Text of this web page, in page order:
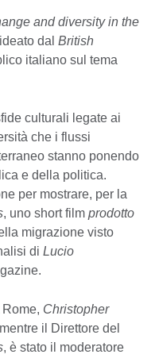
and diversity in the
dal British
italiano sul tema
culturali legate ai
che i flussi
stanno ponendo
e della politica.
per mostrare, per la
, uno short film prodotto
migrazione visto
di Lucio
Rome, Christopher
il Direttore del
, è stato il moderatore